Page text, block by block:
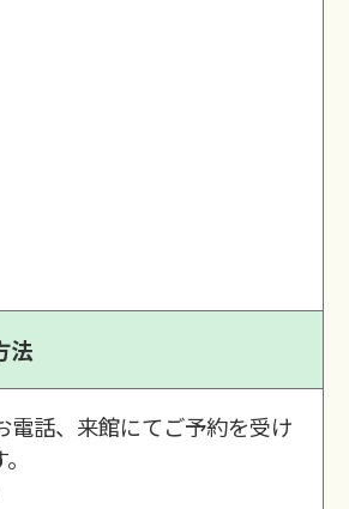
法
電話、来館にてご予約を受け